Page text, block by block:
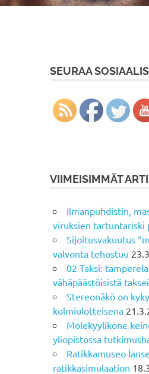
SEURAA
VIIMEISIMMÄT
Ilmanpuhdistin,
viruksien tartuntariski
Sijoitusvakuutus
valvonta tehostuu
02 Taksi:
vähäpäästöisistä
Stereonäkö on
kolmiulotteisena
Molekyylikone
yliopistossa
Ratikkamuseo
ratikkasimulaation